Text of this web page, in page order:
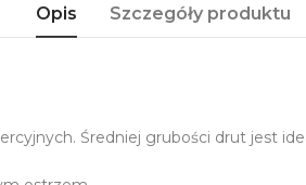
Opis Szczegóły produktu
Średniej grubości drut jest